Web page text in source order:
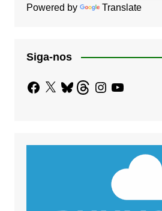
Powered by Translate
Siga-nos
Facebook
X BlueskyThreadsInstagram
YouTube